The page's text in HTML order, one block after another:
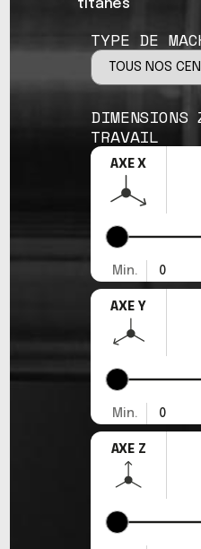
titanes
TYPE DE
DIMENSIONS
TRAVAIL
AXE X
Min. 0
AXE Y
Min. 0
AXE Z